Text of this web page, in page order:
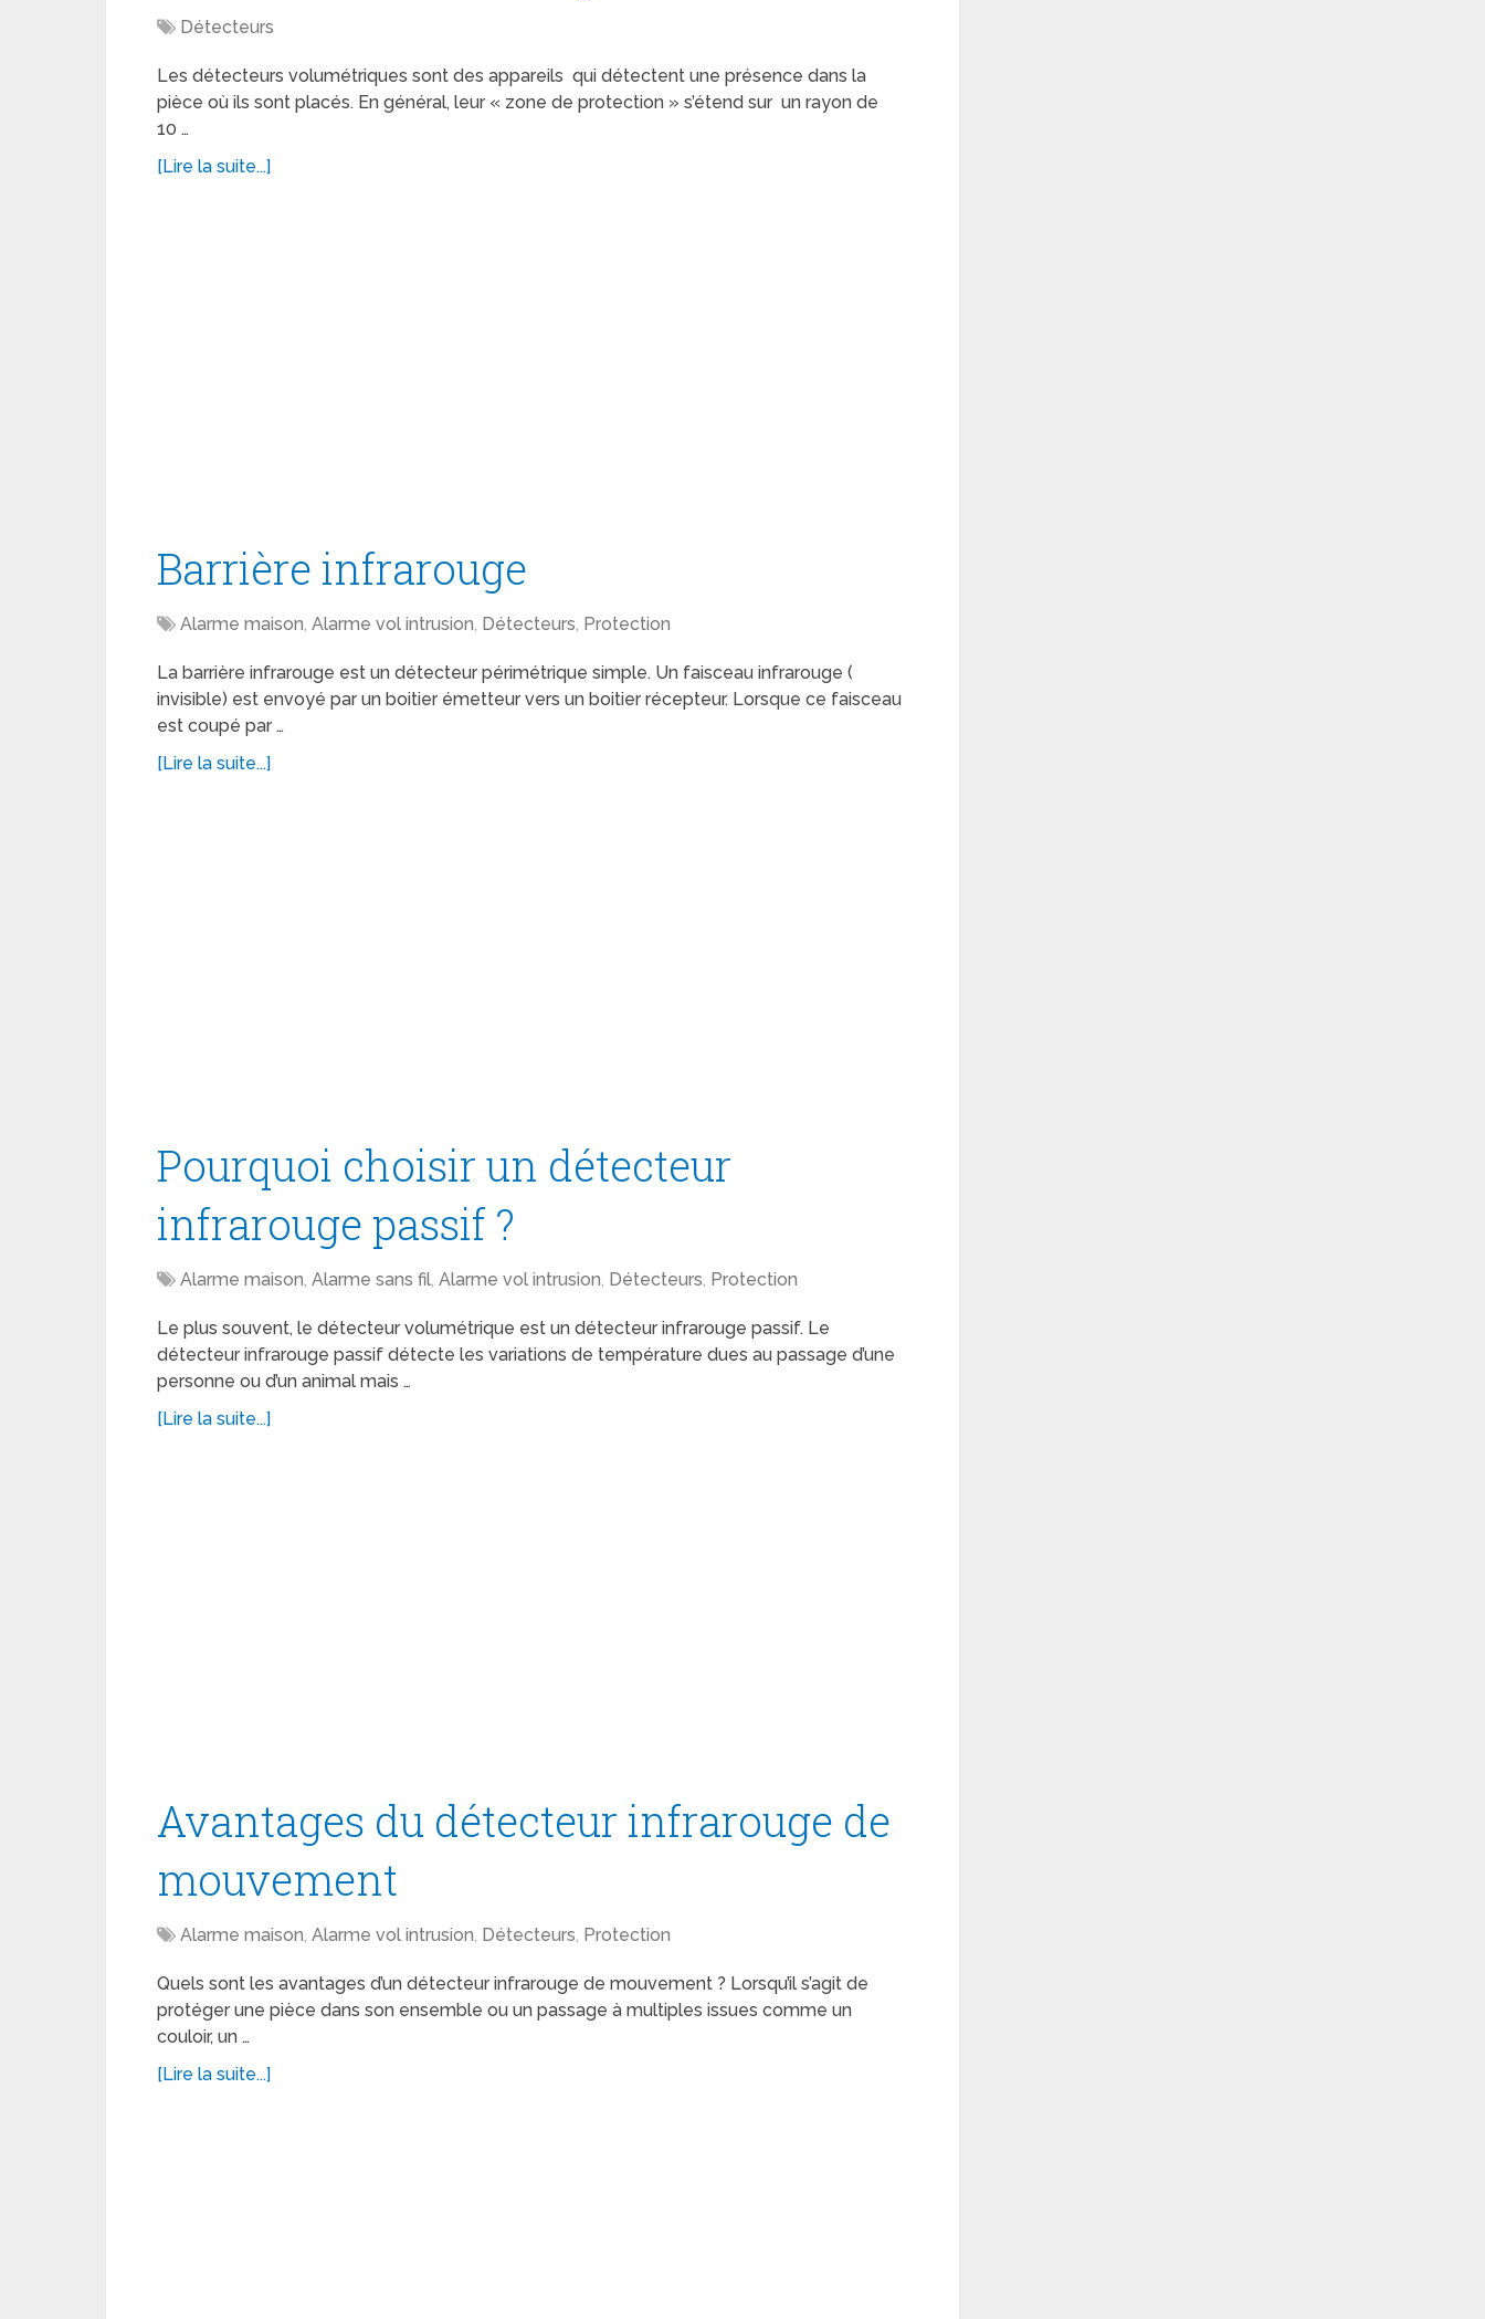
Détecteurs
Les détecteurs volumétriques sont des appareils qui détectent une présence dans la
pièce où ils sont placés. En général, leur « zone de protection » s’étend sur un rayon de
10 …
[Lire la suite...]
Barrière infrarouge
Alarme maison, Alarme vol intrusion, Détecteurs, Protection
La barrière infrarouge est un détecteur périmétrique simple. Un faisceau infrarouge (
invisible) est envoyé par un boitier émetteur vers un boitier récepteur. Lorsque ce faisceau
est coupé par …
[Lire la suite...]
Pourquoi choisir un détecteur
infrarouge passif ?
Alarme maison, Alarme sans fil, Alarme vol intrusion, Détecteurs, Protection
Le plus souvent, le détecteur volumétrique est un détecteur infrarouge passif. Le
détecteur infrarouge passif détecte les variations de température dues au passage d’une
personne ou d’un animal mais …
[Lire la suite...]
Avantages du détecteur infrarouge de
mouvement
Alarme maison, Alarme vol intrusion, Détecteurs, Protection
Quels sont les avantages d’un détecteur infrarouge de mouvement ? Lorsqu’il s’agit de
protéger une pièce dans son ensemble ou un passage à multiples issues comme un
couloir, un …
[Lire la suite...]